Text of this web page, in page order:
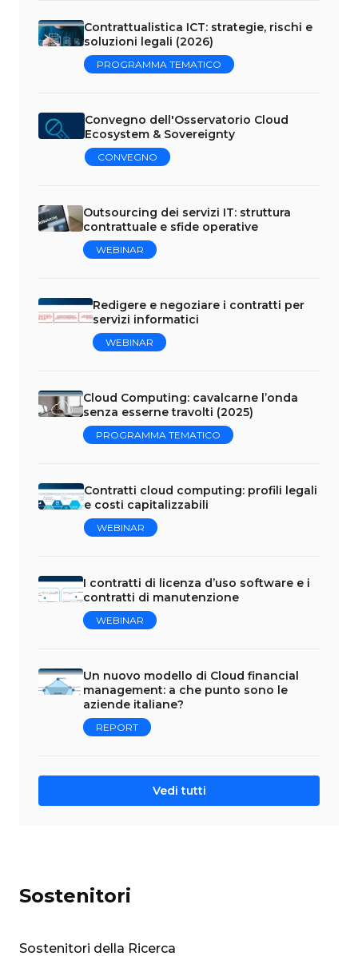
Contrattualistica ICT: strategie, rischi e
soluzioni legali (2026)
PROGRAMMA TEMATICO
Convegno dell'Osservatorio Cloud
Ecosystem & Sovereignty
CONVEGNO
Outsourcing dei servizi IT: struttura
contrattuale e sfide operative
WEBINAR
Redigere e negoziare i contratti per
servizi informatici
WEBINAR
Cloud Computing: cavalcarne l’onda
senza esserne travolti (2025)
PROGRAMMA TEMATICO
Contratti cloud computing: profili legali
e costi capitalizzabili
WEBINAR
I contratti di licenza d’uso software e i
contratti di manutenzione
WEBINAR
Un nuovo modello di Cloud financial
management: a che punto sono le
aziende italiane?
REPORT
Vedi tutti
Sostenitori
Sostenitori della Ricerca